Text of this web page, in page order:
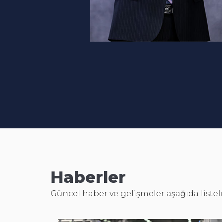
Haberler
Güncel haber ve gelişmeler aşağıda